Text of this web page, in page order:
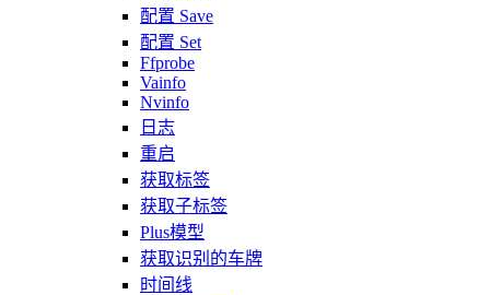
配置 Save
配置 Set
Ffprobe
Vainfo
Nvinfo
日志
重启
获取标签
获取子标签
Plus模型
获取识别的车牌
时间线